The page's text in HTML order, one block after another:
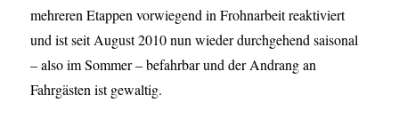
mehreren Etappen vorwiegend in Frohnarbeit reaktiviert
und ist seit August 2010 nun wieder durchgehend saisonal
– also im Sommer – befahrbar und der Andrang an
Fahrgästen ist gewaltig.